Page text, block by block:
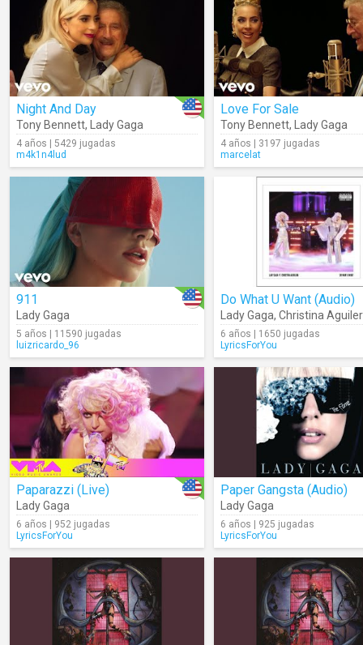
Night And Day
Tony Bennett, Lady Gaga
4 años | 5429 jugadas
m4k1n4lud
Love For Sale
Tony Bennett, Lady Gaga
4 años | 3197 jugadas
marcelat
911
Lady Gaga
5 años | 11590 jugadas
luizricardo_96
Do What U Want (Audio)
Lady Gaga, Christina
6 años | 1650 jugadas
LyricsForYou
Paparazzi (Live)
Lady Gaga
6 años | 952 jugadas
LyricsForYou
Paper Gangsta (Audio)
Lady Gaga
6 años | 925 jugadas
LyricsForYou